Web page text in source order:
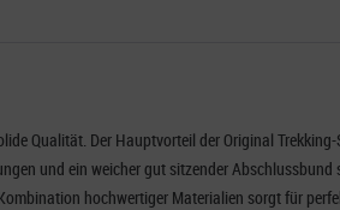
Qualität. Der Hauptvorteil der Original
und ein weicher gut sitzender
hochwertiger Materialien sorgt für